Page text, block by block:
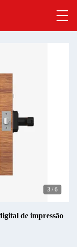
3 / 6
de impressão